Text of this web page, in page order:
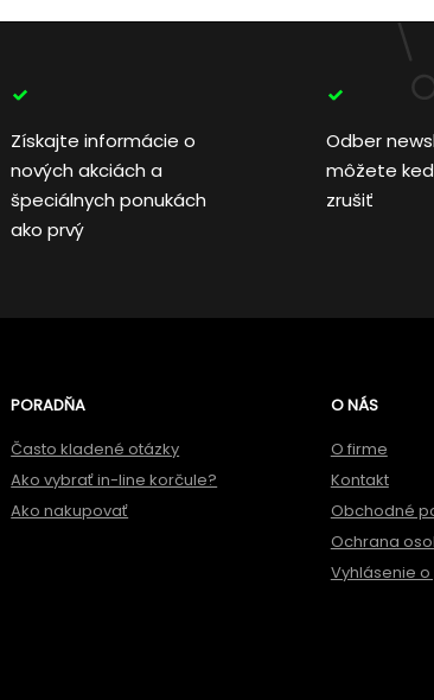
Získajte informácie o
nových akciách a
špeciálnych ponukách
ako prvý
Odber
môžete
zrušiť
PORADŇA
Často kladené otázky
Ako vybrať in-line korčule?
Ako nakupovať
O NÁS
O firme
Kontakt
Obchodné
Ochrana
Vyhlásenie